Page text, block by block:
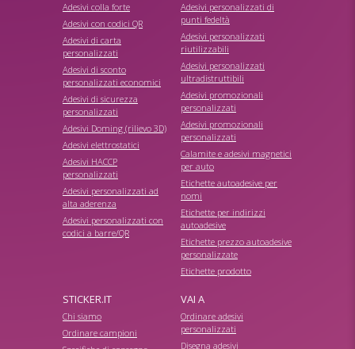
Adesivi colla forte
Adesivi con codici QR
Adesivi di carta
personalizzati
Adesivi di sconto
personalizzati economici
Adesivi di sicurezza
personalizzati
Adesivi Doming (rilievo 3D)
Adesivi elettrostatici
Adesivi HACCP
personalizzati
Adesivi personalizzati ad
alta aderenza
Adesivi personalizzati con
codici a barre/QR
Adesivi personalizzati di
punti fedeltà
Adesivi personalizzati
riutilizzabili
Adesivi personalizzati
ultradistruttibili
Adesivi promozionali
personalizzati
Adesivi promozionali
personalizzati
Calamite e adesivi magnetici
per auto
Etichette autoadesive per
nomi
Etichette per indirizzi
autoadesive
Etichette prezzo autoadesive
personalizzate
Etichette prodotto
STICKER.IT
Chi siamo
Ordinare campioni
VAI A
Ordinare adesivi
personalizzati
Disegna adesivi